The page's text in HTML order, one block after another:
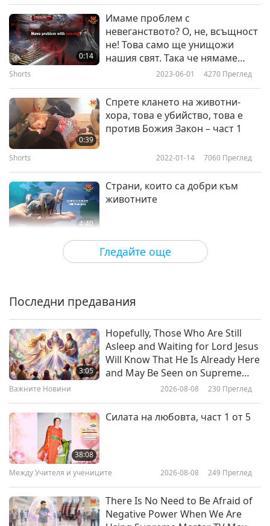
1:08
Shorts 2017-10-10
7
1:07
Бахрейн: Закон за хуманно
отношение към животните на
Съвета за сътрудничество за
арабските държави от
Персийския залив
Shorts 2017-10-10 3210 Преглед
8
1:25
Балеарски острови: Закон за
Shorts 2017-10-10 3266Преглед
0:59
животните 2019
10
0:59
Барбадос: Закон за
предотвратяване на
насилието към животни
Shorts 2017-10-10 3212Преглед
11
0:58
Белгия: Валонски кодекс за
благополучието на
животните
Shorts
12
0:44
Белиз: Закон за жестокостта
към животни
Гледайте още
0:14
Имаме проблем с
невеганството? О, не, всъщност
не! Това само ще унищожи
нашия свят. Така че нямаме
вече проблем!!
Shorts 2023-06-01 4270 Преглед
0:39
Спрете клането на животни-
хора, това е убийство, това е
против Божия Закон – част 1
Shorts 2022-01-14 7060 Преглед
4:40
Страни, които са добри към
животните
2021-01-24 12987
3:20
епидемии през миналия век
(Установени)
Яденето на животни:
Първопричината за КОВИД-19 и
други болести
2:42
Китовете – най-великата Любов
Последни предавания
3:05
Hopefully, Those Who Are Still
Asleep and Waiting for Lord Jesus
Will Know That He Is Already Here
and May Be Seen on Supreme
Master Television
Важните Новини 2026-08-08 230 Преглед
38:08
Силата на любовта, част 1 от 5
Между Учителя и учениците 2026-08-08 249 Преглед
There Is No Need to Be Afraid of
Negative Power When We Are